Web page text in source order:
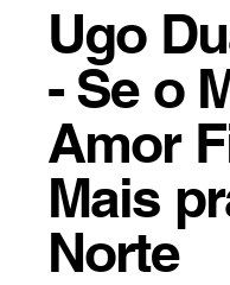
Ugo
- Se o
Amor
Mais
Norte